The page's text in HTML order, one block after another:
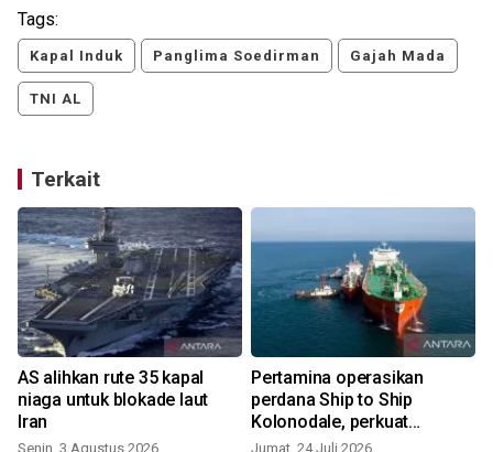
Tags:
Kapal Induk Panglima Soedirman Gajah Mada
TNI AL
Terkait
AS alihkan rute 35 kapal
niaga untuk blokade laut
Iran
Senin, 3 Agustus 2026
Pertamina operasikan
perdana Ship to Ship
Kolonodale, perkuat
distribusi B50 di kawasan
Jumat, 24 Juli 2026